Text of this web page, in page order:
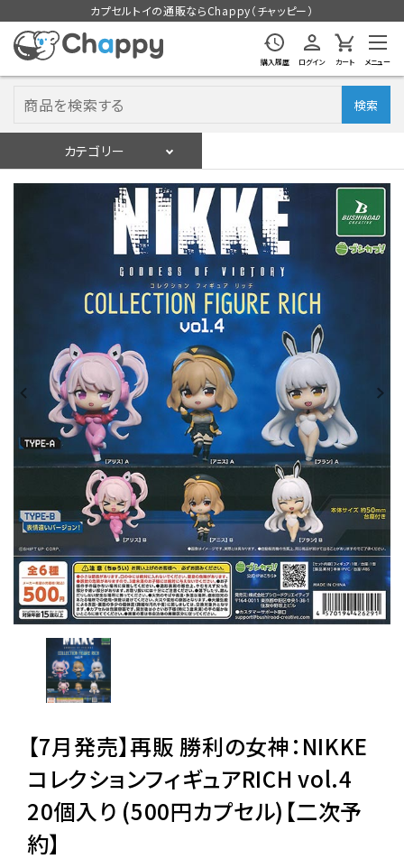
カプセルトイの通販ならChappy（チャッピー）
購入履歴 ログイン カート メニュー
検索
カテゴリー
会員登録
入荷スケジュールをチェック
カプセルトイマシン本体
カプセルトイ
販促用空カプセル
レンタル
景品・玩具・文具
販促用カプセルトイ
よくあるご質問
06-6282-7659
【7月発売】再販 勝利の女神：NIKKE
コレクションフィギュアRICH vol.4
20個入り (500円カプセル)【二次予
約】